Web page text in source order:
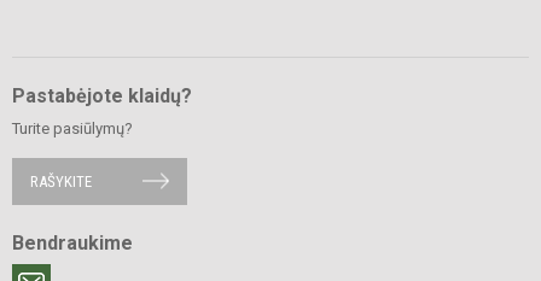
Pastabėjote klaidų?
Turite pasiūlymų?
RAŠYKITE
Bendraukime